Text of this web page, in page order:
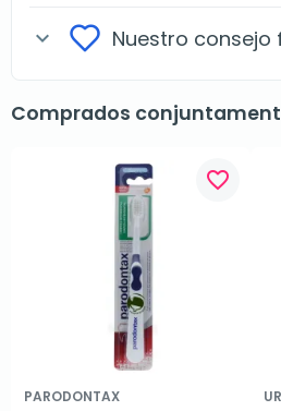
expand_more Nuestro
Comprados
favorite_border
PARODONTAX